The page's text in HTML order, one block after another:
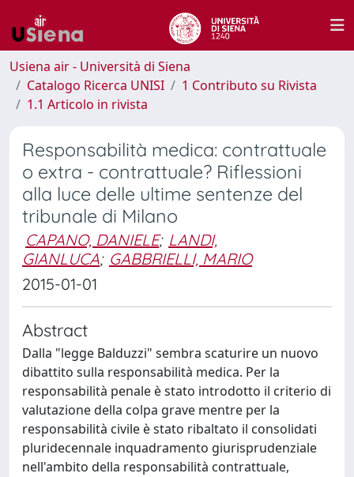
Usiena air - Università di Siena
Catalogo Ricerca UNISI
1 Contributo su Rivista
1.1 Articolo in rivista
Responsabilità medica: contrattuale
o extra - contrattuale? Riflessioni
alla luce delle ultime sentenze del
tribunale di Milano
CAPANO, DANIELE; LANDI,
GIANLUCA; GABBRIELLI, MARIO
2015-01-01
Abstract
Dalla "legge Balduzzi" sembra scaturire un nuovo
dibattito sulla responsabilità medica. Per la
responsabilità penale è stato introdotto il criterio di
valutazione della colpa grave mentre per la
responsabilità civile è stato ribaltato il consolidati
pluridecennale inquadramento giurisprudenziale
nell'ambito della responsabilità contrattuale,